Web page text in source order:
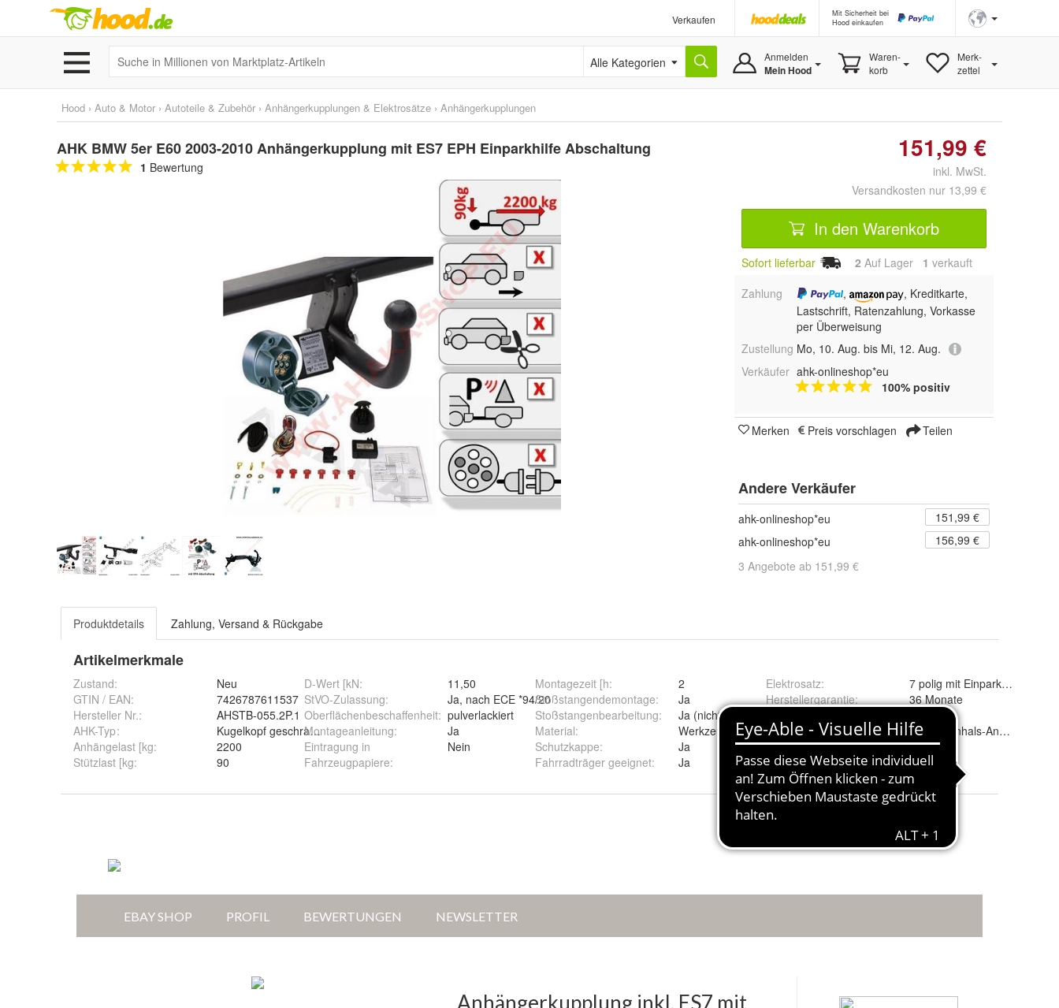
Verkaufen
Mit Sicherheit bei
Hood einkaufen
Alle Kategorien Anmelden
Mein Hood
Waren-
korb
Merk-
zettel
Hood › Auto & Motor › Autoteile & Zubehör › Anhängerkupplungen & Elektrosätze › Anhängerkupplungen
AHK BMW 5er E60 2003-2010 Anhängerkupplung mit ES7 EPH Einparkhilfe Abschaltung
1 Bewertung
151,99 €
inkl. MwSt.
Versandkosten nur 13,99 €
In den Warenkorb
Sofort lieferbar 2 Auf Lager 1 verkauft
Zahlung
,
, Kreditkarte,
Lastschrift, Ratenzahlung, Vorkasse
per Überweisung
Zustellung Mo, 10. Aug. bis Mi, 12. Aug.
Verkäufer ahk-onlineshop*eu
100% positiv
Merken Preis vorschlagen Teilen
Andere Verkäufer
ahk-onlineshop*eu
151,99 €
ahk-onlineshop*eu
156,99 €
3 Angebote ab 151,99 €
Produktdetails Zahlung, Versand & Rückgabe
Artikelmerkmale
Zustand:
Neu
GTIN / EAN:
7426787611537
Hersteller Nr.:
AHSTB-055.2P.1
AHK-Typ:
Kugelkopf geschraubt (starr)
Anhängelast [kg:
2200
Stützlast [kg: 90
D-Wert [kN:
11,50
StVO-Zulassung:
Ja, nach ECE *94/20
Oberflächenbeschaffenheit: pulverlackiert
Montageanleitung:
Ja
Eintragung in
Fahrzeugpapiere:
Nein
Montagezeit [h:
2
Stoßstangendemontage:
Ja
Stoßstangenbearbeitung:
Ja (nicht sichtbar)
Material:
Werkzeugstahl St 52-3
Schutzkappe:
Ja
Fahrradträger geeignet: Ja
Elektrosatz:
7 polig mit Einparkhilfe
Herstellergarantie:
36 Monate
Produktart : Schwanenhals-